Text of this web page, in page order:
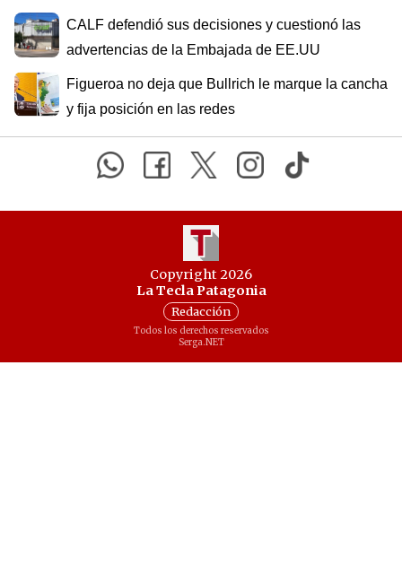
CALF defendió sus decisiones y cuestionó las
advertencias de la Embajada de EE.UU
Figueroa no deja que Bullrich le marque la cancha
y fija posición en las redes
Copyright 2026
La Tecla Patagonia
Redacción
Todos los derechos reservados
Serga.NET